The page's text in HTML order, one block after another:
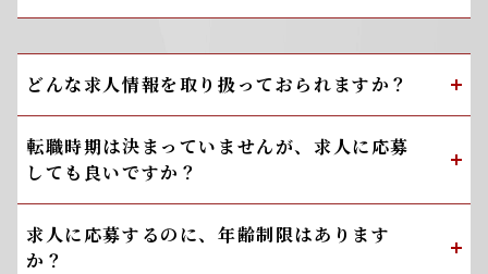
どんな求人情報を取り扱っておられますか？
転職時期は決まっていませんが、求人に応募
しても良いですか？
求人に応募するのに、年齢制限はあります
か？